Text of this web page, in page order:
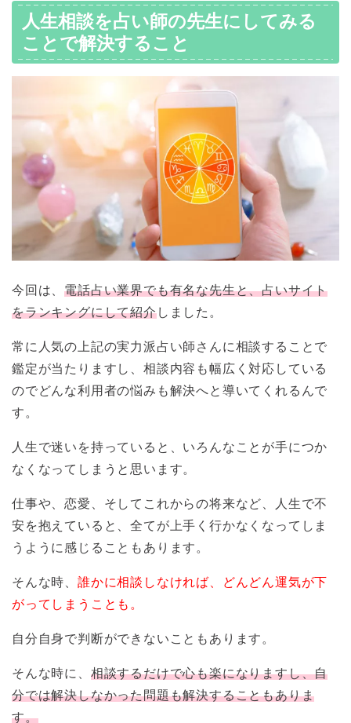
人生相談を占い師の先生にしてみる
ことで解決すること
今回は、電話占い業界でも有名な先生と、占いサイト
をランキングにして紹介しました。
常に人気の上記の実力派占い師さんに相談することで
鑑定が当たりますし、相談内容も幅広く対応している
のでどんな利用者の悩みも解決へと導いてくれるんで
す。
人生で迷いを持っていると、いろんなことが手につか
なくなってしまうと思います。
仕事や、恋愛、そしてこれからの将来など、人生で不
安を抱えていると、全てが上手く行かなくなってしま
うように感じることもあります。
そんな時、 誰かに相談しなければ、どんどん運気が下
がってしまうことも。
自分自身で判断ができないこともあります。
そんな時に、 相談するだけで心も楽になりますし、自
分では解決しなかった問題も解決することもありま
す。